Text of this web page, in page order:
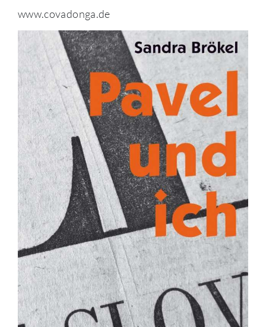
www.covadonga.de